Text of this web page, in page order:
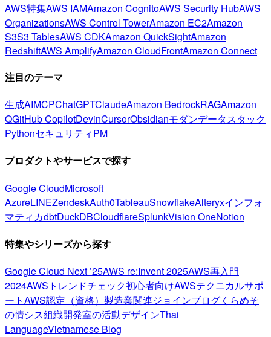
AWS特集AWS IAMAmazon CognitoAWS Security HubAWS
OrganizationsAWS Control TowerAmazon EC2Amazon
S3S3 TablesAWS CDKAmazon QuickSightAmazon
RedshiftAWS AmplifyAmazon CloudFrontAmazon Connect
注目のテーマ
生成AIMCPChatGPTClaudeAmazon BedrockRAGAmazon
QGitHub CopilotDevinCursorObsidianモダンデータスタック
PythonセキュリティPM
プロダクトやサービスで探す
Google CloudMicrosoft
AzureLINEZendeskAuth0TableauSnowflakeAlteryxインフォ
マティカdbtDuckDBCloudflareSplunkVision OneNotion
特集やシリーズから探す
Google Cloud Next ’25AWS re:Invent 2025AWS再入門
2024AWSトレンドチェック初心者向けAWSテクニカルサポ
ートAWS認定（資格） 製造業関連ジョインブログくらめそ
の情シス組織開発室の活動デザインThai
LanguageVietnamese Blog